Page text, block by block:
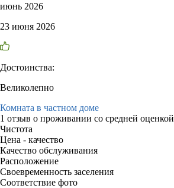
июнь 2026
23 июня 2026
Достоинства:
Великолепно
Комната в частном доме
1 отзыв о проживании со средней оценкой
Чистота
Цена - качество
Качество обслуживания
Расположение
Своевременность заселения
Соответствие фото